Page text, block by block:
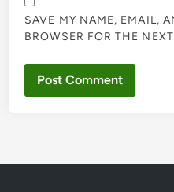
SAVE MY NAME, EMAIL,
BROWSER FOR THE